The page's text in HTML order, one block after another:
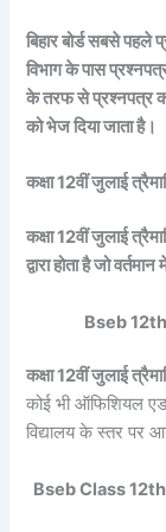
बिहार बोर्ड सबसे पहले
विभाग के पास
के तरफ से प्रश्नपत्र
को भेज दिया जाता है।
कक्षा 12वीं जुलाई
कक्षा 12वीं जुलाई
द्वारा होता है जो
Bseb
कक्षा 12वीं जुलाई
कोई भी ऑफिशियल
विद्यालय के स्तर पर
Bseb Class